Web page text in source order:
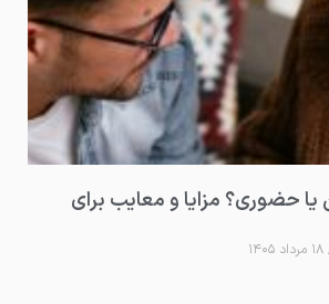
یا حضوری؟ مزایا و معایب برای